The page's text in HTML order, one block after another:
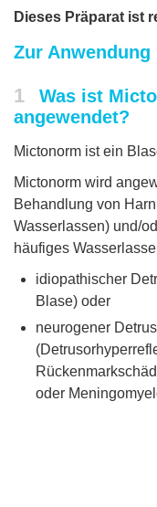
Dieses Präparat ist
Zur Anwendung
1
Was ist
angewendet?
Mictonorm ist ein
Mictonorm wird
Behandlung von
Wasserlassen) und/
häufiges
idiopathischer
Blase) oder
neurogener
oder